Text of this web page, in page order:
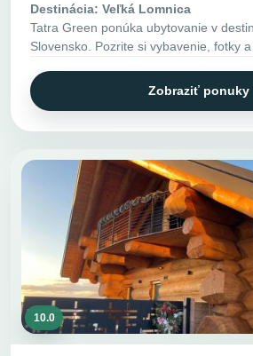
Destinácia: Veľká Lomnica
Tatra Green ponúka ubytovanie v
Slovensko. Pozrite si vybavenie, fotky
Zobraziť ponuky
10.0